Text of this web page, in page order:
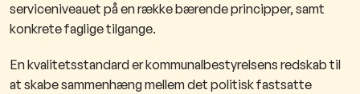
serviceniveauet på en række bærende principper, samt
konkrete faglige tilgange.
En kvalitetsstandard er kommunalbestyrelsens redskab til
at skabe sammenhæng mellem det politisk fastsatte